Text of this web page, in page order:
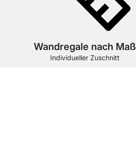
Wandregale nach Maß
Individueller Zuschnitt